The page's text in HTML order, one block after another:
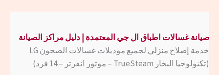
صيانة غسالات اطباق ال جي المعتمدة | دليل مراكز الصيانة
خدمة إصلاح منزلي لجميع موديلات غسالات الصحون LG
(تكنولوجيا البخار TrueSteam – موتور انفرتر – 14 فرد)